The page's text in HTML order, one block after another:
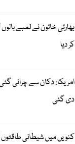
بھارتی خاتون نے لمبے بالوں
کر دیا
دی گئی
کنویں میں شیطانی طاقتوں